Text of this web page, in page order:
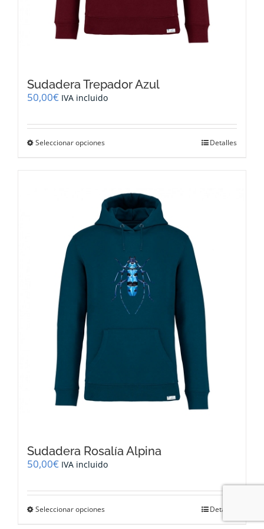
Sudadera Trepador Azul
50,00€ IVA incluido
Seleccionar opciones
variantes.
Las
opciones
se
elegir
en
página
de
producto
Detalles
Sudadera Rosalía Alpina
50,00€ IVA incluido
Seleccionar opciones Detalles